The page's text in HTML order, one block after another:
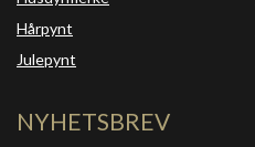
Hårpynt
Julepynt
NYHETSBREV